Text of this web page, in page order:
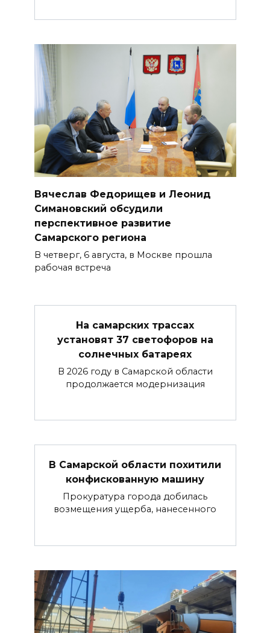
Вячеслав Федорищев и Леонид
Симановский обсудили
перспективное развитие
Самарского региона
В четверг, 6 августа, в Москве прошла
рабочая встреча
На самарских трассах
установят 37 светофоров на
солнечных батареях
В 2026 году в Самарской области
продолжается модернизация
В Самарской области похитили
конфискованную машину
Прокуратура города добилась
возмещения ущерба, нанесенного